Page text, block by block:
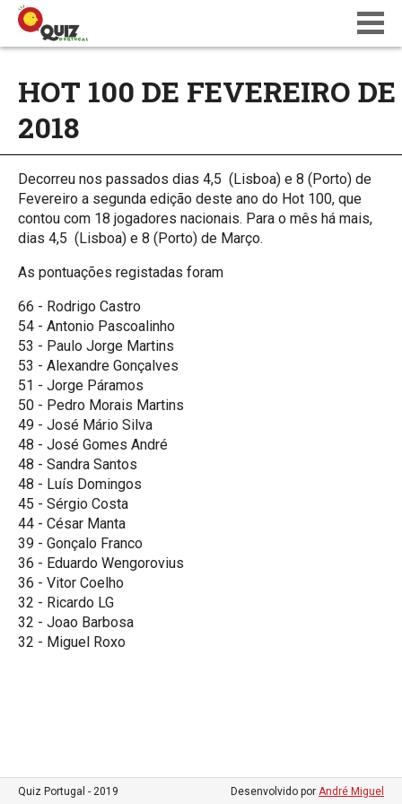
WIKI
QUIZ NATIONS PT 18
HOT 100 DE FEVEREIRO DE
2018
Decorreu nos passados dias 4,5 (Lisboa) e 8 (Porto) de
Fevereiro a segunda edição deste ano do Hot 100, que
contou com 18 jogadores nacionais. Para o mês há mais,
dias 4,5 (Lisboa) e 8 (Porto) de Março.
As pontuações registadas foram
66 - Rodrigo Castro
54 - Antonio Pascoalinho
53 - Paulo Jorge Martins
53 - Alexandre Gonçalves
51 - Jorge Páramos
50 - Pedro Morais Martins
49 - José Mário Silva
48 - José Gomes André
48 - Sandra Santos
48 - Luís Domingos
45 - Sérgio Costa
44 - César Manta
39 - Gonçalo Franco
36 - Eduardo Wengorovius
36 - Vitor Coelho
32 - Ricardo LG
32 - Joao Barbosa
32 - Miguel Roxo
Desenvolvido por André Miguel
Quiz Portugal - 2019